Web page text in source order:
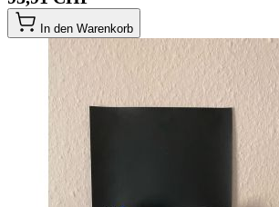
In den Warenkorb